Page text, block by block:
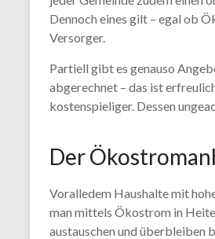
Dennoch eines gilt – egal ob
Versorger.
Partiell gibt es genauso
abgerechnet – das ist
kostenspieliger. Dessen
Der
Voralledem Haushalte mit
man mittels Ökostrom in
austauschen und überbleiben